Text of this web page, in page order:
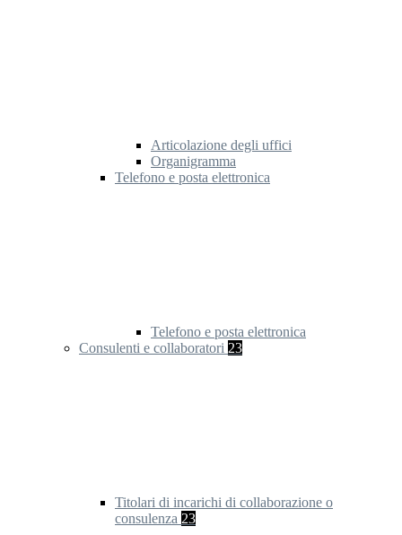
Articolazione degli uffici
Organigramma
Telefono e posta elettronica
Telefono e posta elettronica
Consulenti e collaboratori 23
Titolari di incarichi di collaborazione o
consulenza 23